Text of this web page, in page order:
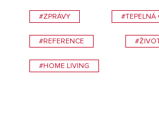
#ZPRÁVY #TEPELNÁ
#REFERENCE
#HOME LIVING